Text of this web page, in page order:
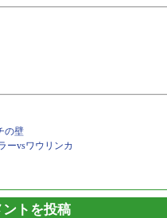
の壁
ーvsワウリンカ
ントを投稿